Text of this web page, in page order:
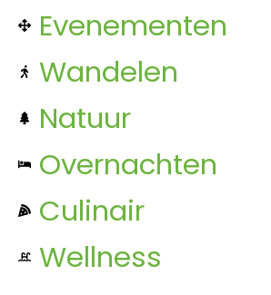
Evenementen
Wandelen
Natuur
Overnachten
Culinair
Wellness